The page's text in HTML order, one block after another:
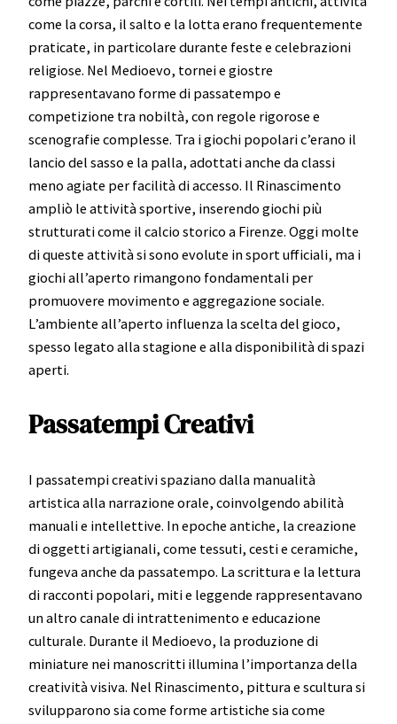
come la corsa, il salto e la lotta erano frequentemente
praticate, in particolare durante feste e celebrazioni
religiose. Nel Medioevo, tornei e giostre
rappresentavano forme di passatempo e
competizione tra nobiltà, con regole rigorose e
scenografie complesse. Tra i giochi popolari c’erano il
lancio del sasso e la palla, adottati anche da classi
meno agiate per facilità di accesso. Il Rinascimento
ampliò le attività sportive, inserendo giochi più
strutturati come il calcio storico a Firenze. Oggi molte
di queste attività si sono evolute in sport ufficiali, ma i
giochi all’aperto rimangono fondamentali per
promuovere movimento e aggregazione sociale.
L’ambiente all’aperto influenza la scelta del gioco,
spesso legato alla stagione e alla disponibilità di spazi
aperti.
Passatempi Creativi
I passatempi creativi spaziano dalla manualità
artistica alla narrazione orale, coinvolgendo abilità
manuali e intellettive. In epoche antiche, la creazione
di oggetti artigianali, come tessuti, cesti e ceramiche,
fungeva anche da passatempo. La scrittura e la lettura
di racconti popolari, miti e leggende rappresentavano
un altro canale di intrattenimento e educazione
culturale. Durante il Medioevo, la produzione di
miniature nei manoscritti illumina l’importanza della
creatività visiva. Nel Rinascimento, pittura e scultura si
svilupparono sia come forme artistiche sia come